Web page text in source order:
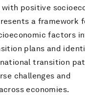
positive
a framework
factors
plans and
transition
challenges and
economies.